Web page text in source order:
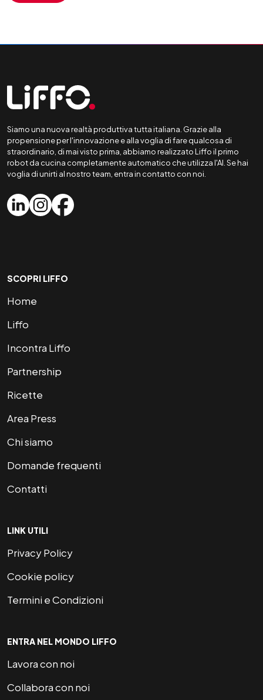
Siamo una nuova realtà produttiva tutta italiana. Grazie alla
propensione per l'innovazione e alla voglia di fare qualcosa di
straordinario, di mai visto prima, abbiamo realizzato Liffo il primo
robot da cucina completamente automatico che utilizza l'AI. Se hai
voglia di unirti al nostro team, entra in contatto con noi.
SCOPRI LIFFO
Home
Liffo
Incontra Liffo
Partnership
Ricette
Area Press
Chi siamo
Domande frequenti
Contatti
LINK UTILI
Privacy Policy
Cookie policy
Termini e Condizioni
ENTRA NEL MONDO LIFFO
Lavora con noi
Collabora con noi